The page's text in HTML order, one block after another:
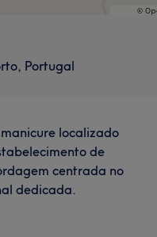
Portugal
localizado
de
centrada no
dedicada.